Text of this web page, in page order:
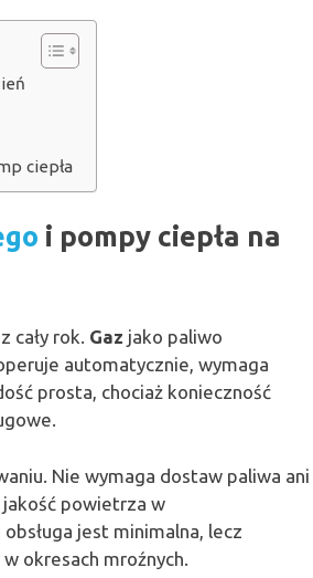
ciepła
i pompy ciepła na
cały rok. Gaz jako paliwo
automatycznie, wymaga
prosta, chociaż konieczność
Nie wymaga dostaw paliwa ani
powietrza w
jest minimalna, lecz
okresach mroźnych.